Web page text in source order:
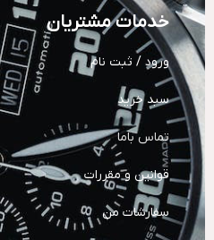
خدمات مشتریان
ورود / ثبت نام
سبد خرید
تماس باما
قوانین و مقررات
سفارشات من